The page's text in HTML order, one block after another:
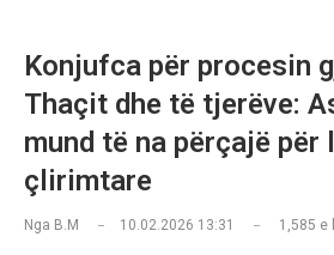
Konjufca për procesin
Thaçit dhe të tjerëve:
mund të na përçajë
çlirimtare
Nga B.M 10.02.2026 13:31 1,585 e